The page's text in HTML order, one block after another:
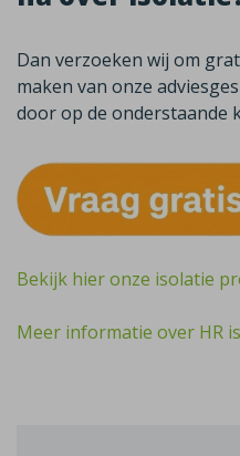
Dan verzoeken wij om
maken van onze
door op de onderstaande
Bekijk hier onze isolatie
Meer informatie over HR